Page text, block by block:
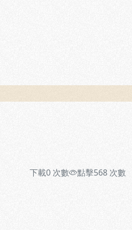
下載0 次數 點擊568 次數